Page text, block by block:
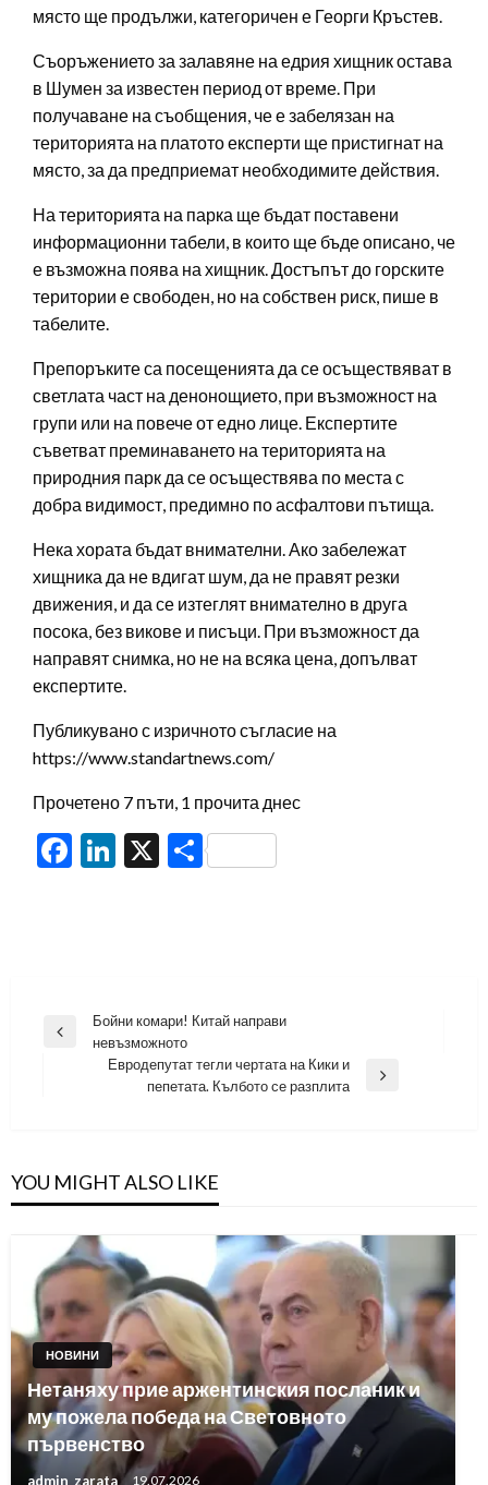
място ще продължи, категоричен е Георги Кръстев.
Съоръжението за залавяне на едрия хищник остава
в Шумен за известен период от време. При
получаване на съобщения, че е забелязан на
територията на платото експерти ще пристигнат на
място, за да предприемат необходимите действия.
На територията на парка ще бъдат поставени
информационни табели, в които ще бъде описано, че
е възможна поява на хищник. Достъпът до горските
територии е свободен, но на собствен риск, пише в
табелите.
Препоръките са посещенията да се осъществяват в
светлата част на денонощието, при възможност на
групи или на повече от едно лице. Експертите
съветват преминаването на територията на
природния парк да се осъществява по места с
добра видимост, предимно по асфалтови пътища.
Нека хората бъдат внимателни. Ако забележат
хищника да не вдигат шум, да не правят резки
движения, и да се изтеглят внимателно в друга
посока, без викове и писъци. При възможност да
направят снимка, но не на всяка цена, допълват
експертите.
Публикувано с изричното съгласие на
https://www.standartnews.com/
Прочетено 7 пъти, 1 прочита днес
Facebook
LinkedIn
X Share
Навигация
Previous
Бойни комари! Китай направи
невъзможното
Евродепутат тегли чертата на Кики и
пепетата. Кълбото се разплита
YOU MIGHT ALSO LIKE
НОВИНИ
Нетаняху прие аржентинския посланик и
му пожела победа на Световното
първенство
admin_zarata 19.07.2026